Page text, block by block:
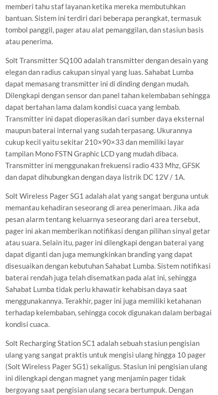
memberi tahu staf layanan ketika mereka membutuhkan
bantuan. Sistem ini terdiri dari beberapa perangkat, termasuk
tombol panggil, pager atau alat pemanggilan, dan stasiun basis
atau penerima.
Solt Transmitter SQ100 adalah transmitter dengan desain yang
elegan dan radius cakupan sinyal yang luas. Sahabat Lumba
dapat memasang transmitter ini di dinding dengan mudah.
Dilengkapi dengan sensor dan panel tahan kelembaban sehingga
dapat bertahan lama dalam kondisi cuaca yang lembab.
Transmitter ini dapat dioperasikan dari sumber daya eksternal
maupun baterai internal yang sudah terpasang. Ukurannya
cukup kecil yaitu sekitar 210×90×33 dan memiliki layar
tampilan Mono FSTN Graphic LCD yang mudah dibaca.
Transmitter ini menggunakan frekuensi radio 433 Mhz, GFSK
dan dapat dihubungkan dengan daya listrik DC 12V / 1A.
Solt Wireless Pager SG1 adalah alat yang sangat berguna untuk
memantau kehadiran seseorang di area penerimaan. Jika ada
pesan alarm tentang keluarnya seseorang dari area tersebut,
pager ini akan memberikan notifikasi dengan pilihan sinyal getar
atau suara. Selain itu, pager ini dilengkapi dengan baterai yang
dapat diganti dan juga memungkinkan branding yang dapat
disesuaikan dengan kebutuhan Sahabat Lumba. Sistem notifikasi
baterai rendah juga telah disematkan pada alat ini, sehingga
Sahabat Lumba tidak perlu khawatir kehabisan daya saat
menggunakannya. Terakhir, pager ini juga memiliki ketahanan
terhadap kelembaban, sehingga cocok digunakan dalam berbagai
kondisi cuaca.
Solt Recharging Station SC1 adalah sebuah stasiun pengisian
ulang yang sangat praktis untuk mengisi ulang hingga 10 pager
(Solt Wireless Pager SG1) sekaligus. Stasiun ini pengisian ulang
ini dilengkapi dengan magnet yang menjamin pager tidak
bergoyang saat pengisian ulang secara bertumpuk. Dengan